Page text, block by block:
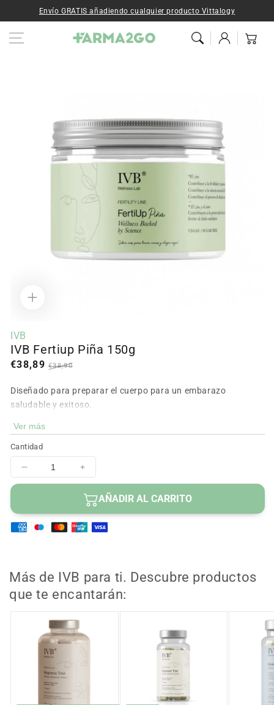
Ir al contenidoEnvío GRATIS añadiendo cualquier producto Vittalogy
Iniciar
sesión
Carrito
contenido
multimedia
1
en
modal
IVB
IVB Fertiup Piña 150g
Precio
oferta
€38,89 Precio
€38,90
Diseñado para preparar el cuerpo para un embarazo
saludable y exitoso.
Con delicioso sabor a Piña.
Ver más
Cantidad
Disminuir
cantidad
IVB
Fertiup
Piña
Aumentar
cantidad
para
IVB
Fertiup
Piña
AÑADIR AL CARRITO
Más de IVB para ti. Descubre productos
que te encantarán: